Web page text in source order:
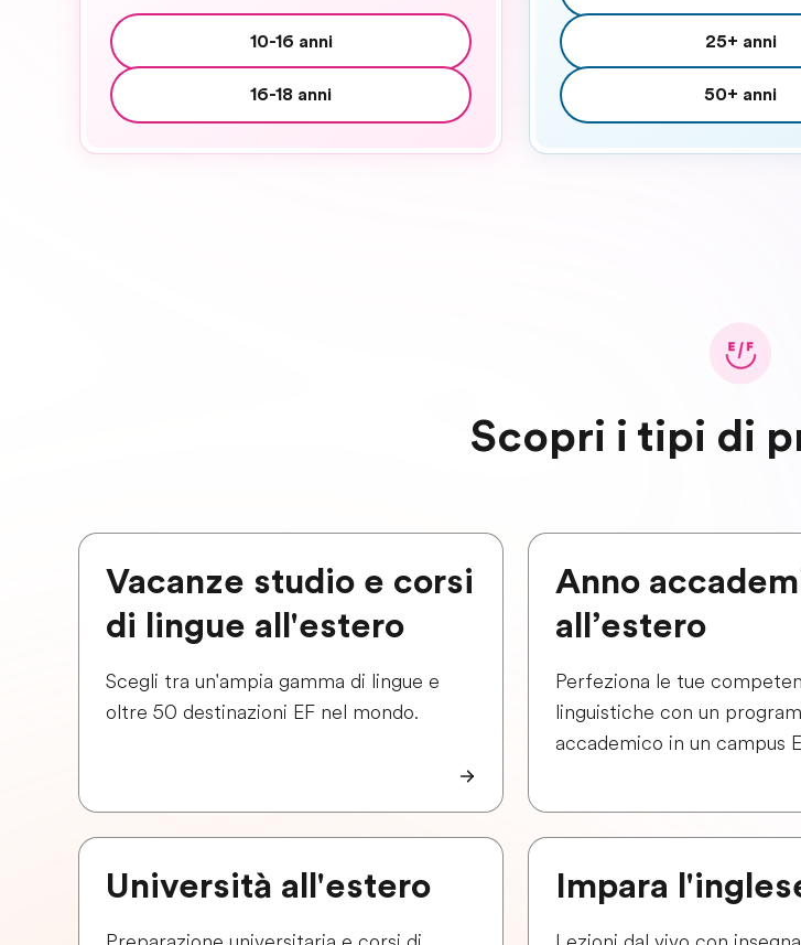
10-16 anni
16-18 anni
25+ anni
50+ anni
Scopri i tipi di
Vacanze studio e corsi
di lingue all'estero
Scegli tra un'ampia gamma di lingue e
oltre 50 destinazioni EF nel mondo.
Anno
all’estero
Perfeziona le tue
linguistiche con un
accademico in un campus
Università all'estero Impara